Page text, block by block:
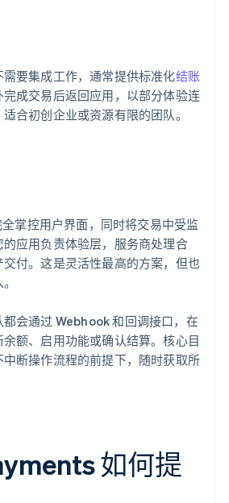
要集成工作，通常提供标准化结账
成交易后返回应用，以部分体验连
合初创企业或资源有限的团队。
掌控用户界面，同时将交易中受监
应用负责体验层，服务商处理合
付。这是灵活性最高的方案，但也
会通过 Webhook 和回调接口，在
额、启用功能或确认结算。核心目
断操作流程的前提下，随时获取所
如何提